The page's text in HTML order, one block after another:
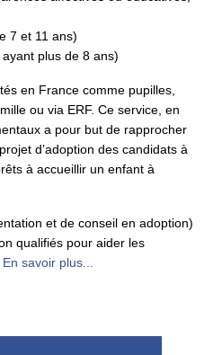
7 et 11 ans)
plus de 8 ans)
en France comme pupilles,
ou via ERF. Ce service, en
a pour but de rapprocher
d’adoption des candidats à
à accueillir un enfant à
et de conseil en adoption)
qualifiés pour aider les
En savoir plus...